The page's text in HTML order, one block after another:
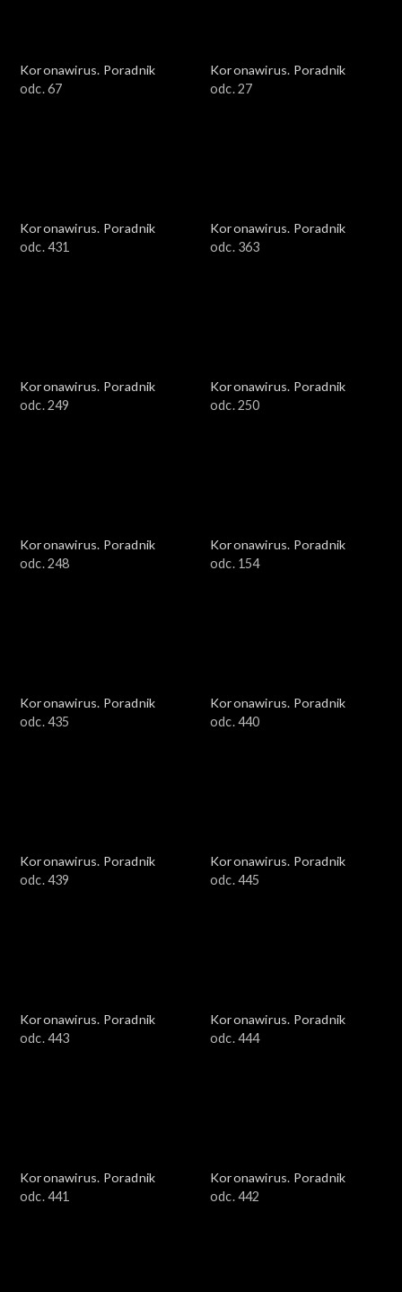
Koronawirus. Poradnik
odc. 67
Koronawirus. Poradnik
odc. 27
Koronawirus. Poradnik
odc. 431
Koronawirus. Poradnik
odc. 363
Koronawirus. Poradnik
odc. 249
Koronawirus. Poradnik
odc. 250
Koronawirus. Poradnik
odc. 248
Koronawirus. Poradnik
odc. 154
Koronawirus. Poradnik
odc. 435
Koronawirus. Poradnik
odc. 440
Koronawirus. Poradnik
odc. 439
Koronawirus. Poradnik
odc. 445
Koronawirus. Poradnik
odc. 443
Koronawirus. Poradnik
odc. 444
Koronawirus. Poradnik
odc. 441
Koronawirus. Poradnik
odc. 442